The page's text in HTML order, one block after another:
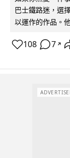
巴士鐵路迷，選
以運作的作品。
108 7 ↗